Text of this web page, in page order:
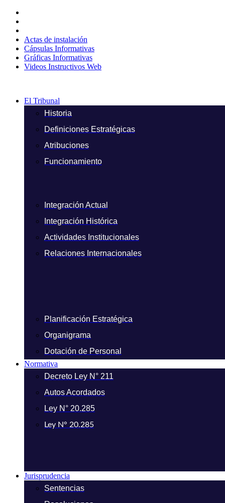
contenido
Actas de instalación
Cápsulas Informativas
Gráficas Informativas
Videos Instructivos Web
El Tribunal
Historia
Definiciones Estratégicas
Atribuciones
Funcionamiento
Integración Actual
Integración Histórica
Actividades Institucionales
Relaciones Internacionales
Planificación Estratégica
Organigrama
Dotación de Personal
Normativa
Decreto Ley N° 211
Autos Acordados
Ley N° 20.285
Ley N° 20.285
Jurisprudencia
Sentencias